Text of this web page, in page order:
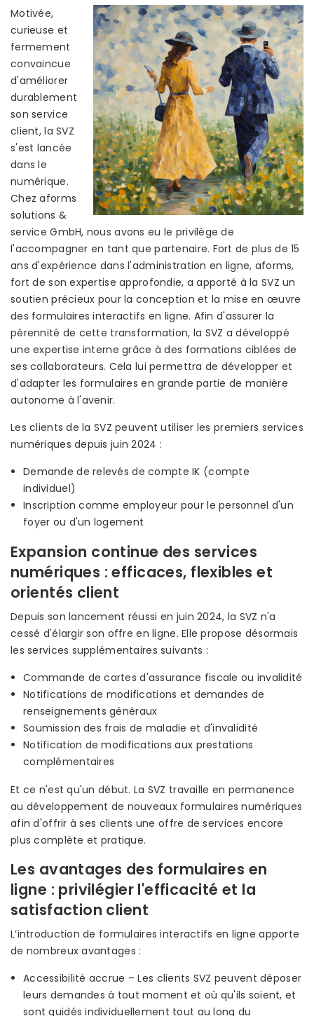
Motivée,
curieuse et
fermement
convaincue
d'améliorer
durablement
son service
client, la SVZ
s'est lancée
dans le
numérique.
Chez aforms
solutions &
service GmbH, nous avons eu le privilège de
l'accompagner en tant que partenaire. Fort de plus de 15
ans d'expérience dans l'administration en ligne, aforms,
fort de son expertise approfondie, a apporté à la SVZ un
soutien précieux pour la conception et la mise en œuvre
des formulaires interactifs en ligne. Afin d'assurer la
pérennité de cette transformation, la SVZ a développé
une expertise interne grâce à des formations ciblées de
ses collaborateurs. Cela lui permettra de développer et
d'adapter les formulaires en grande partie de manière
autonome à l'avenir.
Les clients de la SVZ peuvent utiliser les premiers services
numériques depuis juin 2024 :
Demande de relevés de compte IK (compte
individuel)
Inscription comme employeur pour le personnel d'un
foyer ou d'un logement
Expansion continue des services
numériques : efficaces, flexibles et
orientés client
Depuis son lancement réussi en juin 2024, la SVZ n'a
cessé d'élargir son offre en ligne. Elle propose désormais
les services supplémentaires suivants :
Commande de cartes d'assurance fiscale ou invalidité
Notifications de modifications et demandes de
renseignements généraux
Soumission des frais de maladie et d'invalidité
Notification de modifications aux prestations
complémentaires
Et ce n'est qu'un début. La SVZ travaille en permanence
au développement de nouveaux formulaires numériques
afin d'offrir à ses clients une offre de services encore
plus complète et pratique.
Les avantages des formulaires en
ligne : privilégier l'efficacité et la
satisfaction client
L’introduction de formulaires interactifs en ligne apporte
de nombreux avantages :
Accessibilité accrue – Les clients SVZ peuvent déposer
leurs demandes à tout moment et où qu'ils soient, et
sont guidés individuellement tout au long du